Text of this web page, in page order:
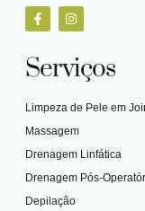
Serviços
Limpeza de Pele em
Massagem
Drenagem Linfática
Drenagem Pós-
Depilação